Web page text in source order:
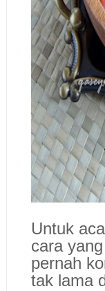
Untuk
cara
pernah
tak lama